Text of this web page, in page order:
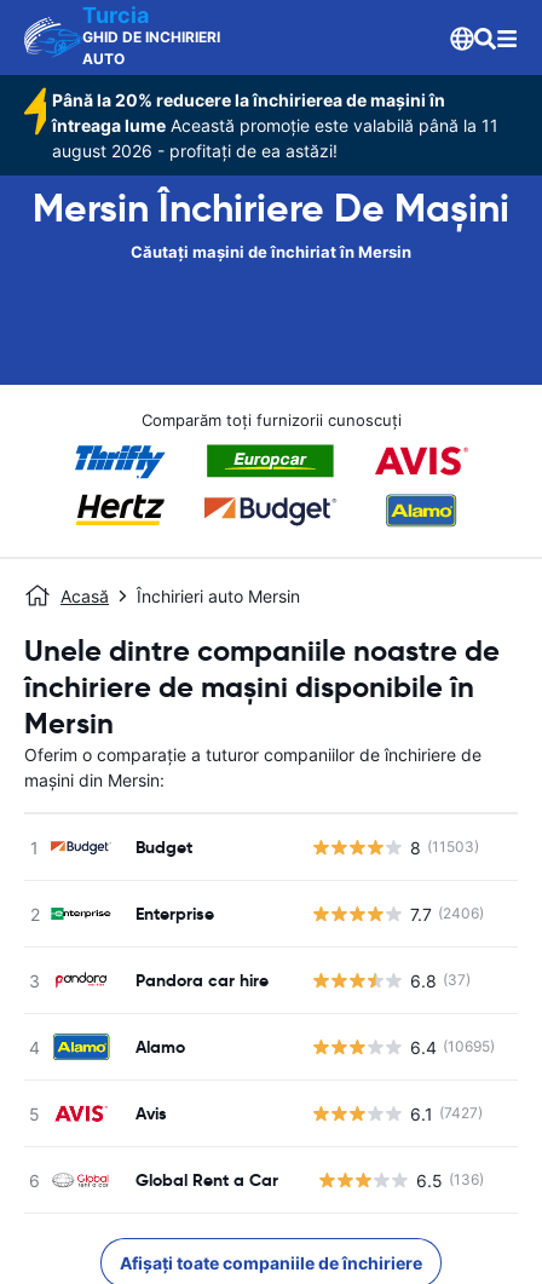
Turcia
GHID DE INCHIRIERI
AUTO
Până la 20% reducere la închirierea de mașini în
întreaga lume Această promoție este valabilă până la 11
august 2026 - profitați de ea astăzi!
Mersin Închiriere De Maşini
Căutați mașini de închiriat în Mersin
Comparăm toți furnizorii cunoscuți
Acasă Închirieri auto Mersin
Unele dintre companiile noastre de
închiriere de mașini disponibile în
Mersin
Oferim o comparație a tuturor companiilor de închiriere de
mașini din Mersin:
Budget 8 (11503)
Enterprise 7.7 (2406)
Pandora car hire 6.8 (37)
Alamo 6.4 (10695)
Avis 6.1 (7427)
Global Rent a Car 6.5 (136)
Afișați toate companiile de închiriere